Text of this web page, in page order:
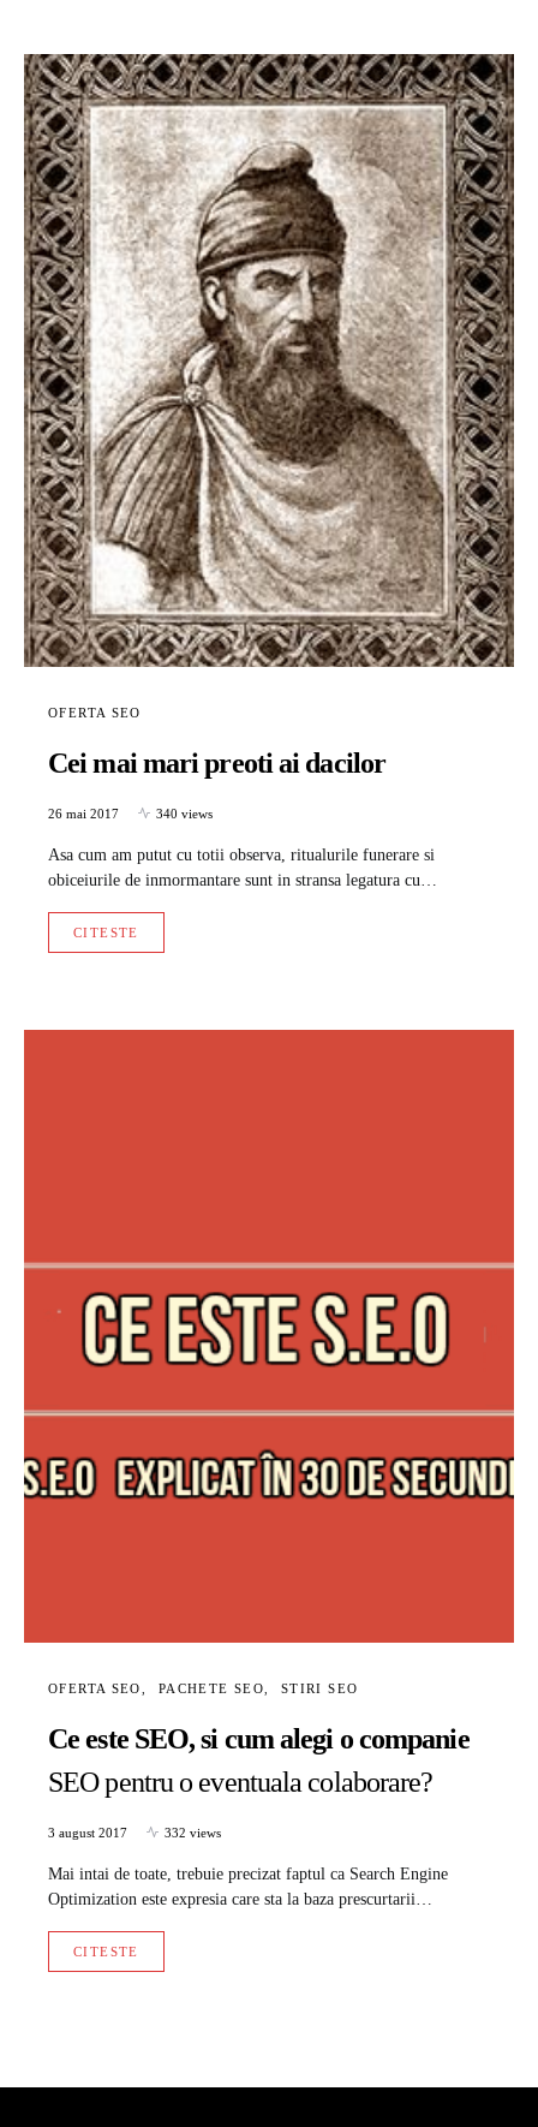
OFERTA SEO
Cei mai mari preoti ai dacilor
26 mai 2017 340 views
Asa cum am putut cu totii observa, ritualurile funerare si
obiceiurile de inmormantare sunt in stransa legatura cu…
CITESTE
OFERTA SEO PACHETE SEO STIRI SEO
Ce este SEO, si cum alegi o companie
SEO pentru o eventuala colaborare?
3 august 2017 332 views
Mai intai de toate, trebuie precizat faptul ca Search Engine
Optimization este expresia care sta la baza prescurtarii…
CITESTE